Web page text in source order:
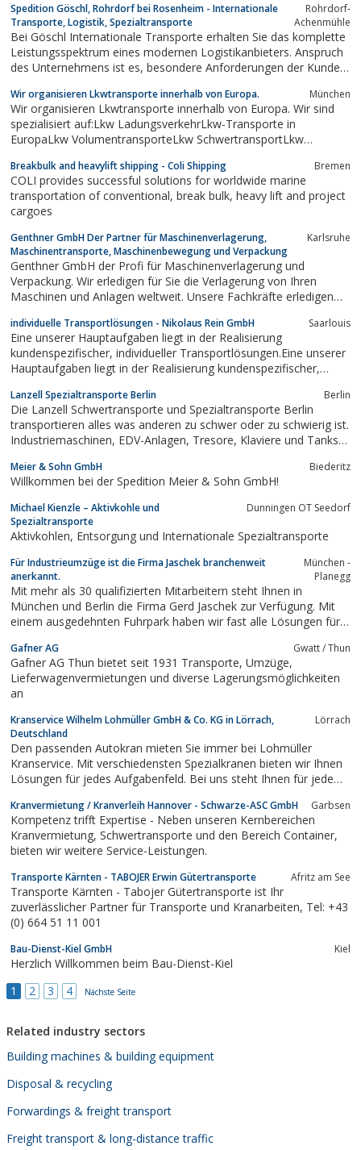
Kessel,Tiefbettbrücken, Schwerlastmodule
Spedition Göschl, Rohrdorf bei Rosenheim - Internationale
Transporte, Logistik, Spezialtransporte
Rohrdorf-
Achenmühle
Bei Göschl Internationale Transporte erhalten Sie das komplette
Leistungsspektrum eines modernen Logistikanbieters. Anspruch
des Unternehmens ist es, besondere Anforderungen der Kunden
Kunden und Partner...
Wir organisieren Lkwtransporte innerhalb von Europa. München
Wir organisieren Lkwtransporte innerhalb von Europa. Wir sind
spezialisiert auf:Lkw LadungsverkehrLkw-Transporte in
EuropaLkw VolumentransporteLkw SchwertransportLkw
kompetente Partner, wenn es darum geht, Logistikprojekte
termingerecht und zuverlässig umzusetzen.
Breakbulk and heavylift shipping - Coli Shipping Bremen
COLI provides successful solutions for worldwide marine
transportation of conventional, break bulk, heavy lift and project
cargoes
Genthner GmbH Der Partner für Maschinenverlagerung,
Maschinentransporte, Maschinenbewegung und Verpackung
Karlsruhe
Genthner GmbH der Profi für Maschinenverlagerung und
Verpackung. Wir erledigen für Sie die Verlagerung von Ihren
Maschinen und Anlagen weltweit. Unsere Fachkräfte erledigen
nötig die Zollpapiere. Sie erhalten durch uns Projektgerechte
Verpackung/Vakuumverpackung...
individuelle Transportlösungen - Nikolaus Rein GmbH Saarlouis
Eine unserer Hauptaufgaben liegt in der Realisierung
kundenspezifischer, individueller Transportlösungen.Eine unserer
Hauptaufgaben liegt in der Realisierung kundenspezifischer,
Kunden gerecht zu werden, verfügen wir über eine große
Auswahl an Spezialequipment....
Lanzell Spezialtransporte Berlin Berlin
Die Lanzell Schwertransporte und Spezialtransporte Berlin
transportieren alles was anderen zu schwer oder zu schwierig ist.
Industriemaschinen, EDV-Anlagen, Tresore, Klaviere und Tanks
Umzugsservice für privat und Gewerbe, sowie Lagerung von
Hausrat, Maschinen und Akten...
Meier & Sohn GmbH Biederitz
Willkommen bei der Spedition Meier & Sohn GmbH!
Michael Kienzle – Aktivkohle und
Spezialtransporte
Dunningen OT Seedorf
Aktivkohlen, Entsorgung und Internationale Spezialtransporte
Für Industrieumzüge ist die Firma Jaschek branchenweit
anerkannt.
München -
Planegg
Mit mehr als 30 qualifizierten Mitarbeitern steht Ihnen in
München und Berlin die Firma Gerd Jaschek zur Verfügung. Mit
einem ausgedehnten Fuhrpark haben wir fast alle Lösungen für
dergleichen.
Gafner AG Gwatt / Thun
Gafner AG Thun bietet seit 1931 Transporte, Umzüge,
Lieferwagenvermietungen und diverse Lagerungsmöglichkeiten
an
Kranservice Wilhelm Lohmüller GmbH & Co. KG in Lörrach,
Deutschland
Lörrach
Den passenden Autokran mieten Sie immer bei Lohmüller
Kranservice. Mit verschiedensten Spezialkranen bieten wir Ihnen
Lösungen für jedes Aufgabenfeld. Bei uns steht Ihnen für jede
Verfügung.
Kranvermietung / Kranverleih Hannover - Schwarze-ASC GmbH Garbsen
Kompetenz trifft Expertise - Neben unseren Kernbereichen
Kranvermietung, Schwertransporte und den Bereich Container,
bieten wir weitere Service-Leistungen.
Transporte Kärnten - TABOJER Erwin Gütertransporte Afritz am See
Transporte Kärnten - Tabojer Gütertransporte ist Ihr
zuverlässlicher Partner für Transporte und Kranarbeiten, Tel: +43
(0) 664 51 11 001
Bau-Dienst-Kiel GmbH Kiel
Herzlich Willkommen beim Bau-Dienst-Kiel
1
2 3 4 Nächste Seite
Related industry sectors
Building machines & building equipment
Disposal & recycling
Forwardings & freight transport
Freight transport & long-distance traffic